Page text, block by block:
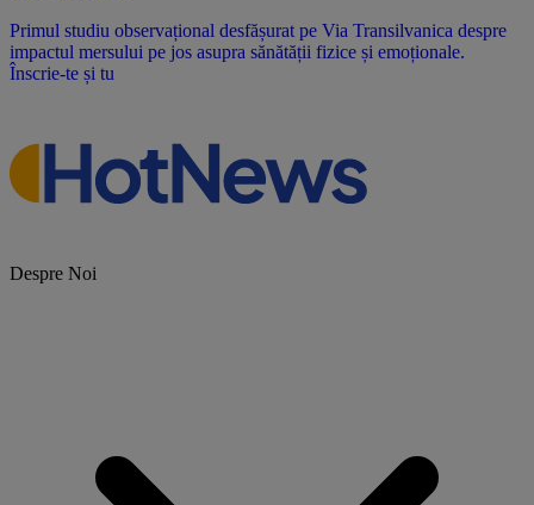
Primul studiu observațional desfășurat pe Via Transilvanica despre
impactul mersului pe jos asupra sănătății fizice și emoționale.
Înscrie-te și tu
Despre Noi